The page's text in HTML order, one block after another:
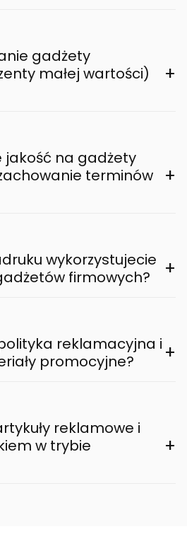
gadżety
małej wartości)
+
jakość na gadżety
terminów
+
wykorzystujecie
firmowych?
+
reklamacyjna i
promocyjne?
+
reklamowe i
w trybie
+